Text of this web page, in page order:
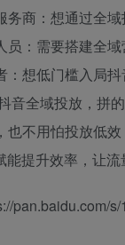
务商：想通过全
员：需要搭建全
：想低门槛入局
音全域投放，拼
也不用怕投放低
能提升效率，让
pan.baidu.com/